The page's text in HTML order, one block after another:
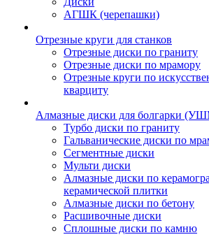
АГШК (черепашки)
Отрезные круги для станков
Отрезные диски по граниту
Отрезные диски по мрамору
Отрезные круги по
кварциту
Алмазные диски для болгарки
Турбо диски по граниту
Гальванические диски по
Сегментные диски
Мульти диски
Алмазные диски по
керамической плитки
Алмазные диски по бетону
Расшивочные диски
Сплошные диски по камню